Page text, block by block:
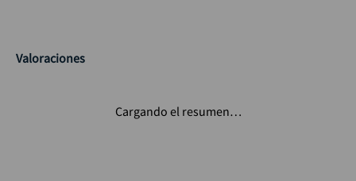
Valoraciones
Cargando el resumen…